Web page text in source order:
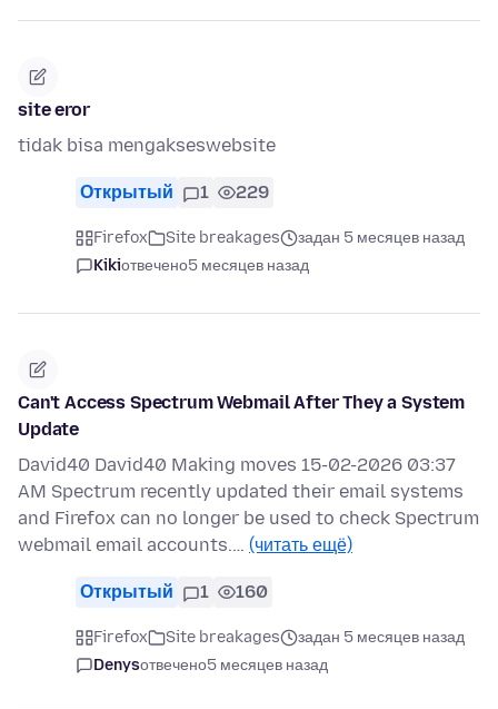
site eror
tidak bisa mengakseswebsite
Открытый 1 229
Firefox Site breakages
задан 5 месяцев назад
Kikiотвечено5 месяцев назад
Can't Access Spectrum Webmail After They a System
Update
David40 David40 Making moves 15-02-2026 03:37
AM Spectrum recently updated their email systems
and Firefox can no longer be used to check Spectrum
webmail email accounts.… (читать ещё)
Открытый 1 160
Firefox Site breakages
задан 5 месяцев назад
Denysотвечено5 месяцев назад